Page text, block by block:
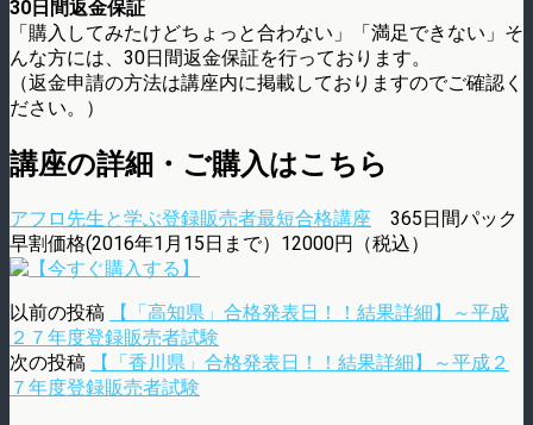
30日間返金保証
「購入してみたけどちょっと合わない」「満足できない」そ
んな方には、30日間返金保証を行っております。
（返金申請の方法は講座内に掲載しておりますのでご確認く
ださい。）
講座の詳細・ご購入はこちら
アフロ先生と学ぶ登録販売者最短合格講座 365日間パック
早割価格(2016年1月15日まで）12000円（税込）
以前の投稿
【「高知県」合格発表日！！結果詳細】～平成
２７年度登録販売者試験
次の投稿
【「香川県」合格発表日！！結果詳細】～平成２
７年度登録販売者試験